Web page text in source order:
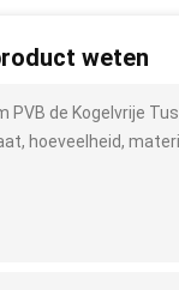
weten
de Kogelvrije
hoeveelheid,